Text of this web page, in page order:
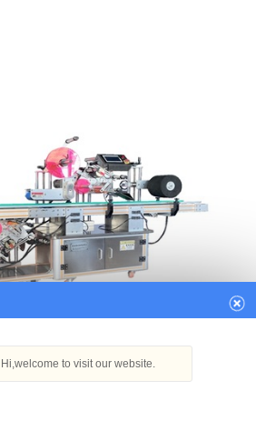
Hi,welcome to visit our website.